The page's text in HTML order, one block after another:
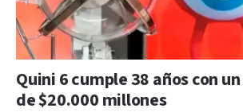
Quini 6 cumple 38 años con
de $20.000 millones